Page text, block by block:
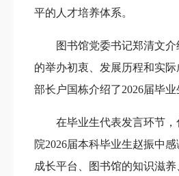
平的人才培养体系。
图书馆党委书记郑清文
的举办初衷、发展历程和实
部长户国栋介绍了2026届毕业
在毕业生代表发言环节
院2026届本科毕业生赵振中
成长平台、图书馆的知识滋养